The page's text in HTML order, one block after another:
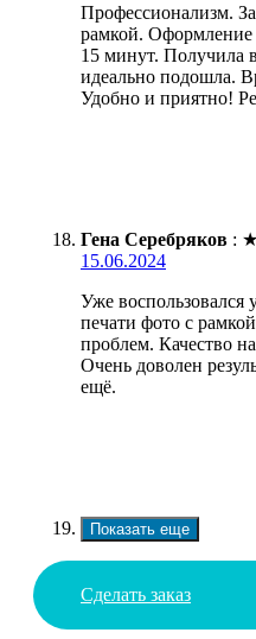
Профессионализм.
рамкой. Оформление
15 минут. Получила
идеально подошла.
Удобно и приятно!
Гена Серебряков : ★
15.06.2024
Уже воспользовался
печати фото с
проблем. Качество
Очень доволен
ещё.
Показать еще
Сделать заказ